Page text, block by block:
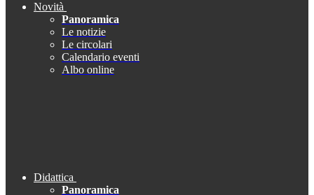
Novità
Panoramica
Le notizie
Le circolari
Calendario eventi
Albo online
Didattica
Panoramica